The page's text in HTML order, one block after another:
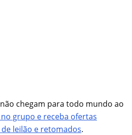
chegam para todo mundo ao
grupo e receba ofertas
leilão e retomados.